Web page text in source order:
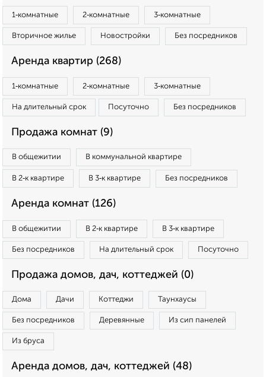
1‑комнатные 2‑комнатные 3‑комнатные
Вторичное жилье Новостройки Без посредников
Аренда квартир (268)
1‑комнатные 2‑комнатные 3‑комнатные
На длительный срок Посуточно Без посредников
Продажа комнат (9)
В общежитии В коммунальной квартире
В 2‑к квартире В 3‑к квартире Без посредников
Аренда комнат (126)
В общежитии В 2‑к квартире В 3‑к квартире
Без посредников На длительный срок Посуточно
Продажа домов, дач, коттеджей (0)
Дома Дачи Коттеджи Таунхаусы
Без посредников Деревянные Из сип панелей
Из бруса
Аренда домов, дач, коттеджей (48)